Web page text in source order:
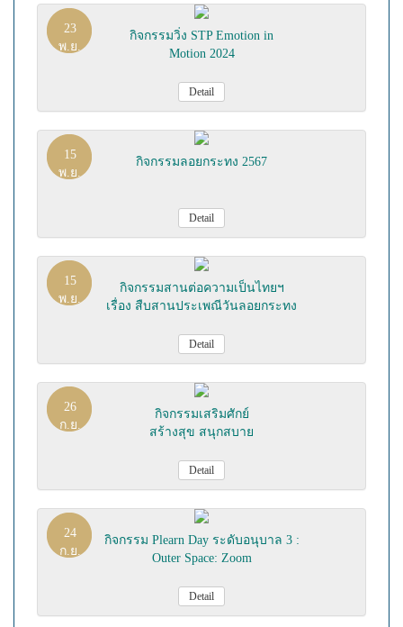
23
พ.ย.
กิจกรรมวิ่ง STP Emotion in
Motion 2024
Detail
15
พ.ย.
กิจกรรมลอยกระทง 2567
Detail
15
พ.ย.
กิจกรรมสานต่อความเป็นไทยฯ
เรื่อง สืบสานประเพณีวันลอยกระทง
Detail
26
ก.ย.
กิจกรรมเสริมศักย์
สร้างสุข สนุกสบาย
Detail
24
ก.ย.
กิจกรรม Plearn Day ระดับอนุบาล 3 :
Outer Space: Zoom
Detail